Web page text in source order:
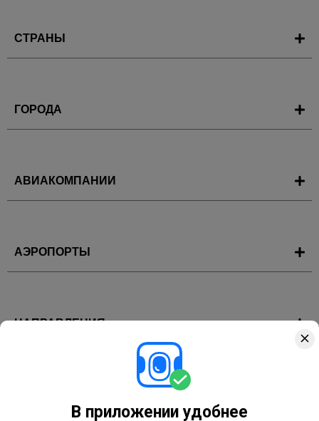
В приложении удобнее
СТРАНЫ
ГОРОДА
АВИАКОМПАНИИ
АЭРОПОРТЫ
НАПРАВЛЕНИЯ